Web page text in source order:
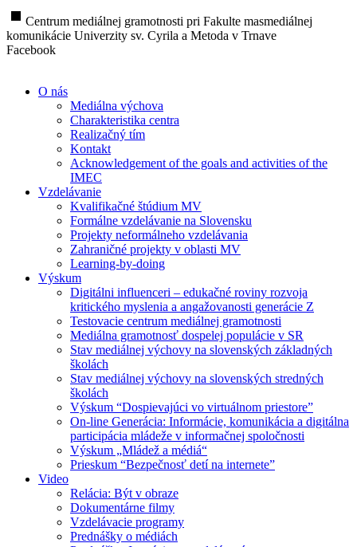
stop Centrum mediálnej gramotnosti pri Fakulte masmediálnej
komunikácie Univerzity sv. Cyrila a Metoda v Trnave
Facebook
O nás
Mediálna výchova
Charakteristika centra
Realizačný tím
Kontakt
Acknowledgement of the goals and activities of the
IMEC
Vzdelávanie
Kvalifikačné štúdium MV
Formálne vzdelávanie na Slovensku
Projekty neformálneho vzdelávania
Zahraničné projekty v oblasti MV
Learning-by-doing
Výskum
Digitálni influenceri – edukačné roviny rozvoja
kritického myslenia a angažovanosti generácie Z
Testovacie centrum mediálnej gramotnosti
Mediálna gramotnosť dospelej populácie v SR
Stav mediálnej výchovy na slovenských základných
školách
Stav mediálnej výchovy na slovenských stredných
školách
Výskum “Dospievajúci vo virtuálnom priestore”
On-line Generácia: Informácie, komunikácia a digitálna
participácia mládeže v informačnej spoločnosti
Výskum „Mládež a médiá“
Prieskum “Bezpečnosť detí na internete”
Video
Relácia: Být v obraze
Dokumentárne filmy
Vzdelávacie programy
Prednášky o médiách